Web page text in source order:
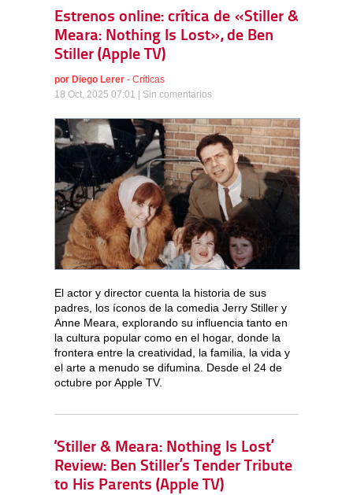
Estrenos online: crítica de «Stiller &
Meara: Nothing Is Lost», de Ben
Stiller (Apple TV)
por Diego Lerer - Críticas
18 Oct, 2025 07:01 | Sin comentarios
El actor y director cuenta la historia de sus
padres, los íconos de la comedia Jerry Stiller y
Anne Meara, explorando su influencia tanto en
la cultura popular como en el hogar, donde la
frontera entre la creatividad, la familia, la vida y
el arte a menudo se difumina. Desde el 24 de
octubre por Apple TV.
‘Stiller & Meara: Nothing Is Lost’
Review: Ben Stiller’s Tender Tribute
to His Parents (Apple TV)